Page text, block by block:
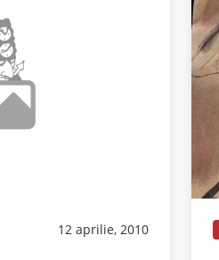
12 aprilie, 2010